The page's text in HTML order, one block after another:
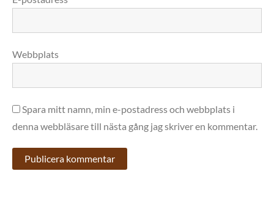
Webbplats
Spara mitt namn, min e-postadress och webbplats i
denna webbläsare till nästa gång jag skriver en kommentar.